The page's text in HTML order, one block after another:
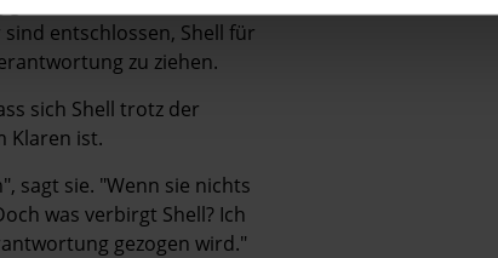
sind entschlossen, Shell für
zu ziehen.
sich Shell trotz der
Klaren ist.
sagt sie. "Wenn sie nichts
was verbirgt Shell? Ich
gezogen wird."